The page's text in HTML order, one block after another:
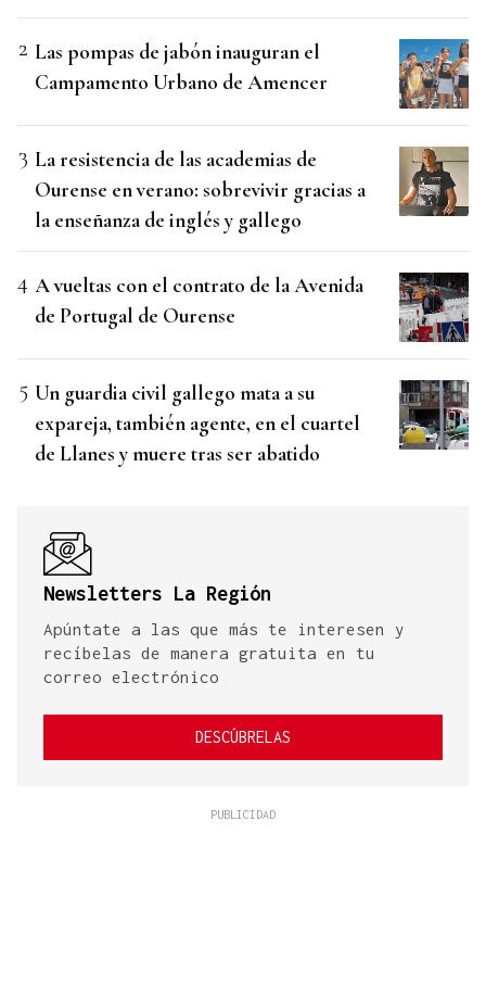
Las pompas de jabón inauguran el
Campamento Urbano de Amencer
La resistencia de las academias de
Ourense en verano: sobrevivir gracias a
la enseñanza de inglés y gallego
A vueltas con el contrato de la Avenida
de Portugal de Ourense
Un guardia civil gallego mata a su
expareja, también agente, en el cuartel
de Llanes y muere tras ser abatido
Newsletters La Región
Apúntate a las que más te interesen y
recíbelas de manera gratuita en tu
correo electrónico
DESCÚBRELAS